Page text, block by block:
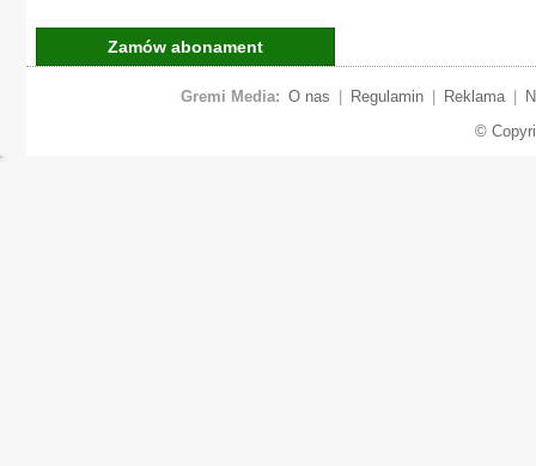
Zamów abonament
Gremi Media: O nas Regulamin Reklama
©